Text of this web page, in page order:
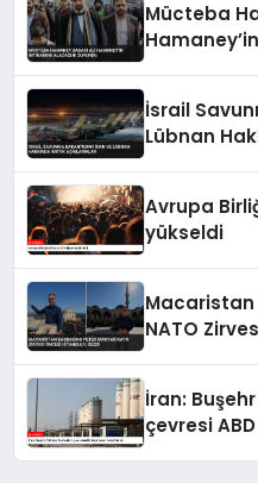
Mücteba
İsrail
Lübnan
Avrupa
yükseldi
Macaristan
NATO
İran:
çevresi